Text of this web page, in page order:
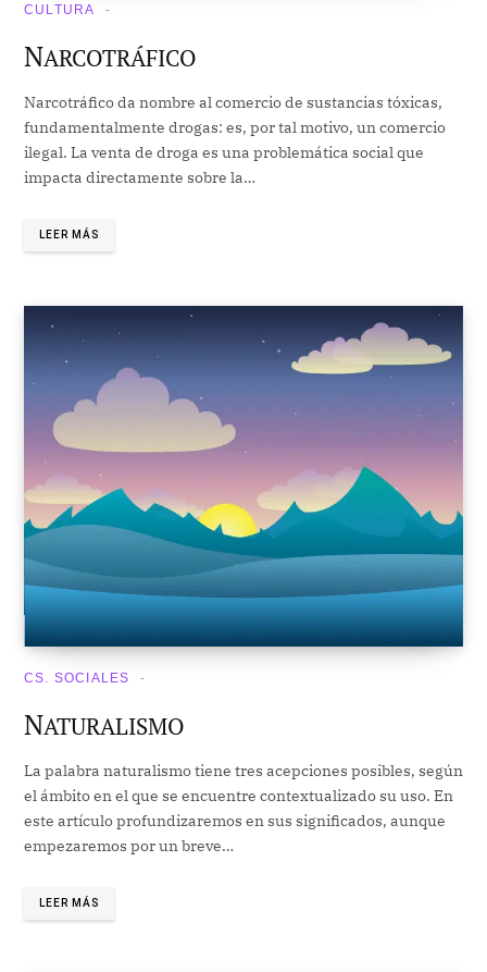
CULTURA
NARCOTRÁFICO
Narcotráfico da nombre al comercio de sustancias tóxicas,
fundamentalmente drogas: es, por tal motivo, un comercio
ilegal. La venta de droga es una problemática social que
impacta directamente sobre la…
LEER MÁS
CS. SOCIALES
NATURALISMO
La palabra naturalismo tiene tres acepciones posibles, según
el ámbito en el que se encuentre contextualizado su uso. En
este artículo profundizaremos en sus significados, aunque
empezaremos por un breve…
LEER MÁS